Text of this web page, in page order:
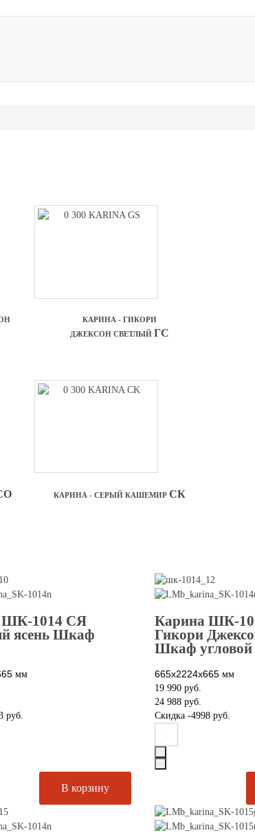
КАРИНА - ГИКОРИ
ДЖЕКСОН СВЕТЛЫЙ ГС
КАРИНА - СЕРЫЙ КАШЕМИР СК
ШК-1014 СЯ
ясень Шкаф
мм
руб.
Карина ШК-
Гикори
Шкаф угловой
665х2224х665 мм
19 990 руб.
24 988 руб.
Скидка -4998 руб.